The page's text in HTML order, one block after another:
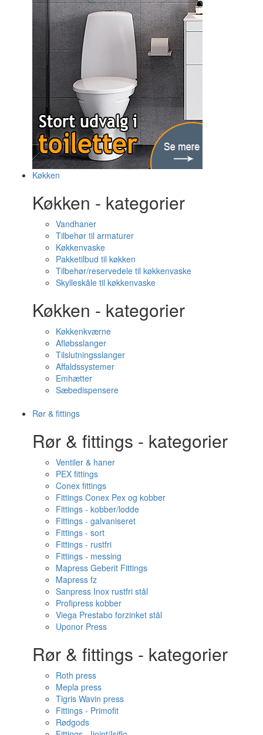
Køkken
Køkken - kategorier
Vandhaner
Tilbehør til armaturer
Køkkenvaske
Pakketilbud til køkken
Tilbehør/reservedele til køkkenvaske
Skylleskåle til køkkenvaske
Køkken - kategorier
Køkkenkværne
Afløbsslanger
Tilslutningsslanger
Affaldssystemer
Emhætter
Sæbedispensere
Rør & fittings
Rør & fittings - kategorier
Ventiler & haner
PEX fittings
Conex fittings
Fittings Conex Pex og kobber
Fittings - kobber/lodde
Fittings - galvaniseret
Fittings - sort
Fittings - rustfri
Fittings - messing
Mapress Geberit Fittings
Mapress fz
Sanpress Inox rustfri stål
Profipress kobber
Viega Prestabo forzinket stål
Uponor Press
Rør & fittings - kategorier
Roth press
Mepla press
Tigris Wavin press
Fittings - Primofit
Rødgods